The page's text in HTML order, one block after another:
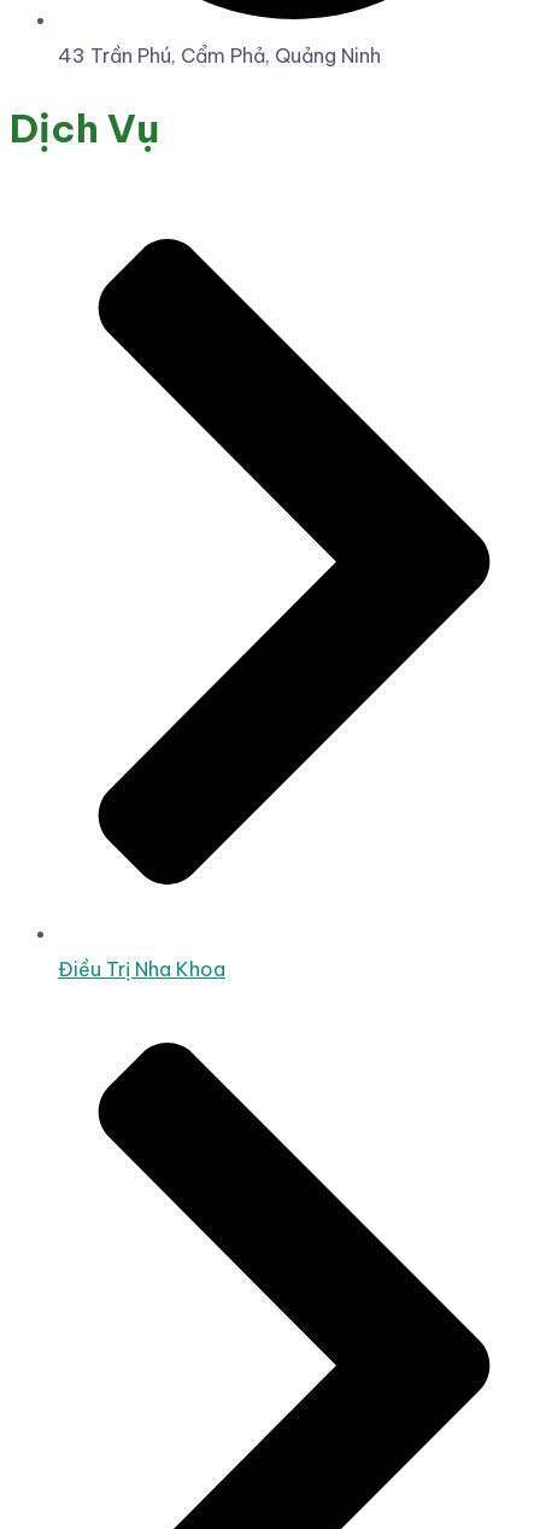
43 Trần Phú, Cẩm Phả, Quảng Ninh
Dịch Vụ
Điều Trị Nha Khoa